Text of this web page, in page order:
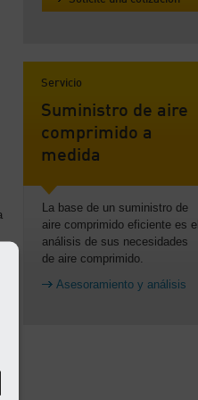
Servicio
Suministro de aire
comprimido a
medida
La base de un suministro de
aire comprimido eficiente es el
análisis de sus necesidades
de aire comprimido.
Asesoramiento y análisis